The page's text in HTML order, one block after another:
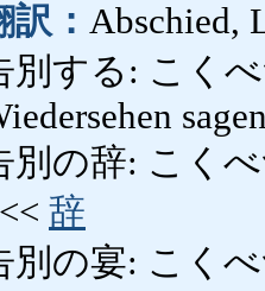
訳： Abschied,
別する: こくべ
別の辞: こくべ
辞
別の宴: こく